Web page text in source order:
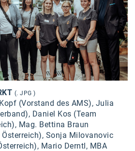
(. JPG )
(Vorstand des AMS), Julia
Daniel Kos (Team
Mag. Bettina Braun
Sonja Milovanovic
Mario Derntl, MBA